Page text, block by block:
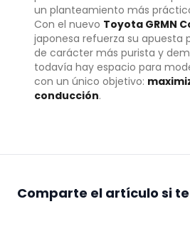
un planteamiento más
Con el nuevo Toyota GRMN
japonesa refuerza su apuesta
de carácter más purista y
todavía hay espacio para
con un único objetivo:
conducción.
Comparte el artículo si